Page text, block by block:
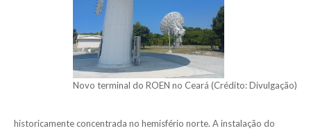
Novo terminal do ROEN no Ceará (Crédito: Divulgação)
historicamente concentrada no hemisfério norte. A instalação do